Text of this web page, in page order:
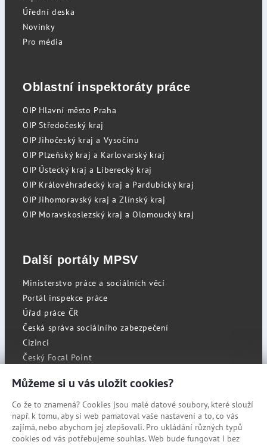
Úřední deska
Novinky
Pro média
Oblastní inspektoráty práce
OIP Hlavní město Praha
OIP Středočeský kraj
OIP Jihočeský kraj a Vysočinu
OIP Plzeňský kraj a Karlovarský kraj
OIP Ústecký kraj a Liberecký kraj
OIP Královéhradecký kraj a Pardubický kraj
OIP Jihomoravský kraj a Zlínský kraj
OIP Moravskoslezský kraj a Olomoucký kraj
Další portály MPSV
Ministerstvo práce a sociálních věcí
Portál inspekce práce
Úřad práce ČR
Česká správa sociálního zabezpečení
Cizinci
Český Focal Point
RSS
Cookies
Prohlášení o přístupnosti
Můžeme si u vás uložit cookies?
Co že to znamená? Cookies jsou malé datové soubory, které slouží
např. k tomu, aby si web pamatoval vaše nastavení a to, co vás
zajímá, nebo abychom jej zlepšovali. Pro ukládání různých typů
cookies od vás potřebujeme souhlas. Web bude fungovat i bez